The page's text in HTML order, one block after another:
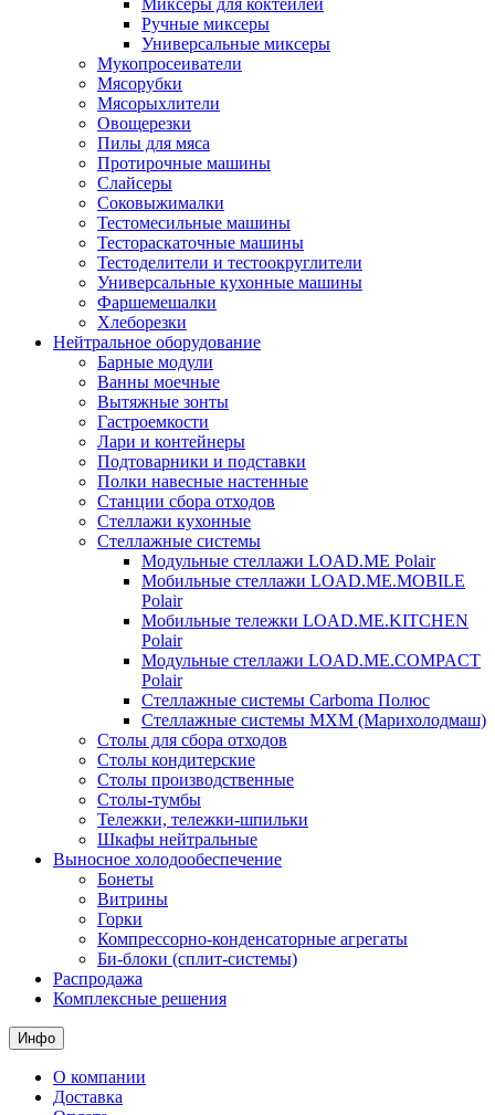
Миксеры для коктейлей
Ручные миксеры
Универсальные миксеры
Мукопросеиватели
Мясорубки
Мясорыхлители
Овощерезки
Пилы для мяса
Протирочные машины
Слайсеры
Соковыжималки
Тестомесильные машины
Тестораскаточные машины
Тестоделители и тестоокруглители
Универсальные кухонные машины
Фаршемешалки
Хлеборезки
Нейтральное оборудование
Барные модули
Ванны моечные
Вытяжные зонты
Гастроемкости
Лари и контейнеры
Подтоварники и подставки
Полки навесные настенные
Станции сбора отходов
Стеллажи кухонные
Стеллажные системы
Модульные стеллажи LOAD.ME Polair
Мобильные стеллажи LOAD.ME.MOBILE
Polair
Мобильные тележки LOAD.ME.KITCHEN
Polair
Модульные стеллажи LOAD.ME.COMPACT
Polair
Стеллажные системы Carboma Полюс
Стеллажные системы МХМ (Марихолодмаш)
Столы для сбора отходов
Столы кондитерские
Столы производственные
Столы-тумбы
Тележки, тележки-шпильки
Шкафы нейтральные
Выносное холодообеспечение
Бонеты
Витрины
Горки
Компрессорно-конденсаторные агрегаты
Би-блоки (сплит-системы)
Распродажа
Комплексные решения
Инфо
О компании
Доставка